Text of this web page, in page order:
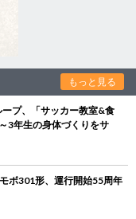
もっと見る
プ、「サッカー教室&食
3年生の身体づくりをサ
ボ301形、運行開始55周年